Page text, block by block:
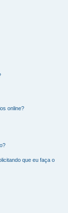
online?
que eu faça o